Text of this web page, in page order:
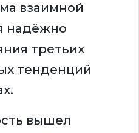
взаимной
надёжно
третьих
тенденций
вышел